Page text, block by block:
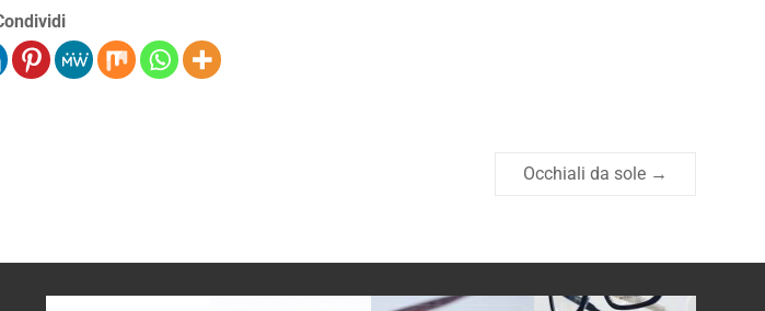
Occhiali da sole →